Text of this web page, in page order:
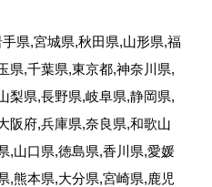
県,宮城県,秋田県,山形県,福
県,千葉県,東京都,神奈川県,
梨県,長野県,岐阜県,静岡県,
阪府,兵庫県,奈良県,和歌山
,山口県,徳島県,香川県,愛媛
,熊本県,大分県,宮崎県,鹿児